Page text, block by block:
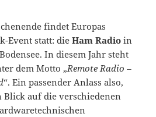
findet Europas
Event statt: dieHam Radio in
In diesem Jahr steht
dem Motto „Remote Radio –
“. Ein passender Anlass also,
Blick auf die verschiedenen